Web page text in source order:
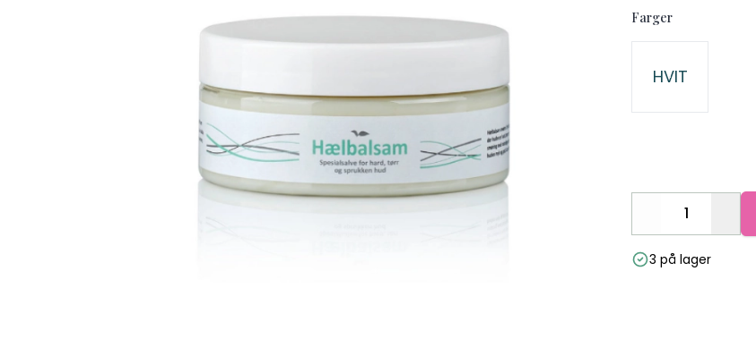
Farger
Velg en Farger
HVIT
Decrease
3 på lager